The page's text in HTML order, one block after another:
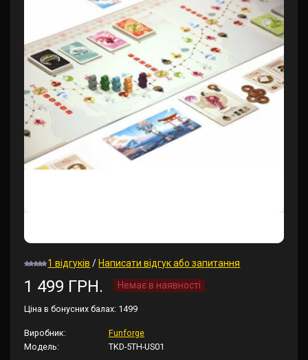
1 відгуків / Написати відгук або запитання
1 499 ГРН. Немає в наявності
Ціна в бонусних балах: 1499
Виробник:
Funforge
Модель:
TKD-5TH-US01